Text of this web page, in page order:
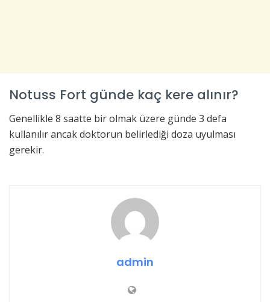
Notuss Fort günde kaç kere alınır?
Genellikle 8 saatte bir olmak üzere günde 3 defa
kullanılır ancak doktorun belirlediği doza uyulması
gerekir.
admin